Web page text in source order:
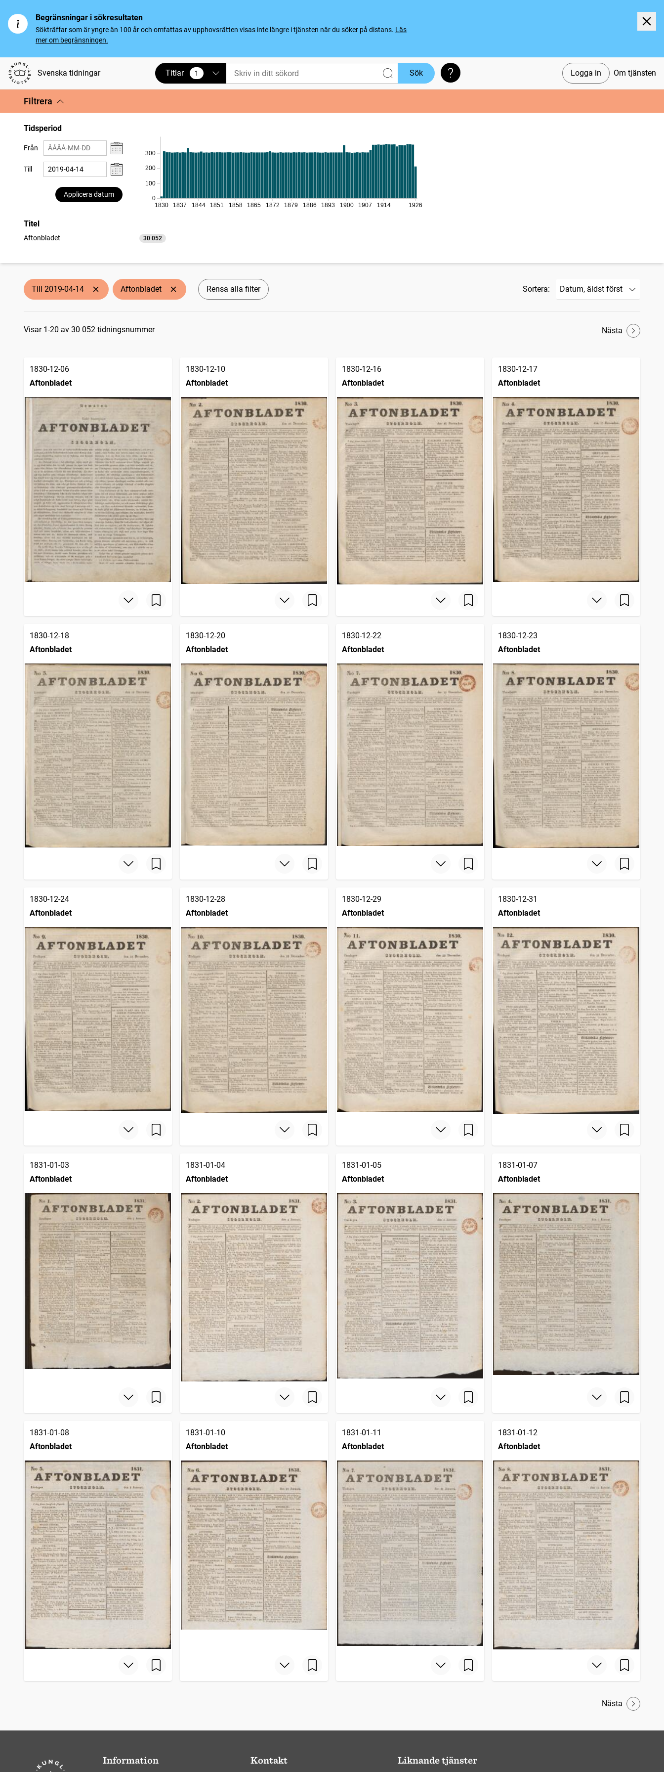
Begränsningar i sökresultaten
Sökträffar som är yngre än 100 år och omfattas av upphovsrätten visas inte längre i tjänsten när du söker på distans. Läs
mer om begränsningen.
Svenska tidningar Logga in Om tjänsten
Titlar 1
vald Sök Söktips
Filtrera
Tidsperiod
Från
Till
Applicera datum
0
100
200
300
1830 1837 1844 1851 1858 1865 1872 1879 1886 1893 1900 1907 1914 1926
Titel
Aftonbladet 30 052
träffar
Till 2019-04-14 Aftonbladet Rensa alla filter Sortera:
Sökresultat
Visar 1-20 av 30 052 tidningsnummer Nästa
1830-12-06
Aftonbladet
1830-12-10
Aftonbladet
1830-12-16
Aftonbladet
1830-12-17
Aftonbladet
1830-12-18
Aftonbladet
1830-12-20
Aftonbladet
1830-12-22
Aftonbladet
1830-12-23
Aftonbladet
1830-12-24
Aftonbladet
1830-12-28
Aftonbladet
1830-12-29
Aftonbladet
1830-12-31
Aftonbladet
1831-01-03
Aftonbladet
1831-01-04
Aftonbladet
1831-01-05
Aftonbladet
1831-01-07
Aftonbladet
1831-01-08
Aftonbladet
1831-01-10
Aftonbladet
1831-01-11
Aftonbladet
1831-01-12
Aftonbladet
Nästa
Information Kontakt Liknande tjänster